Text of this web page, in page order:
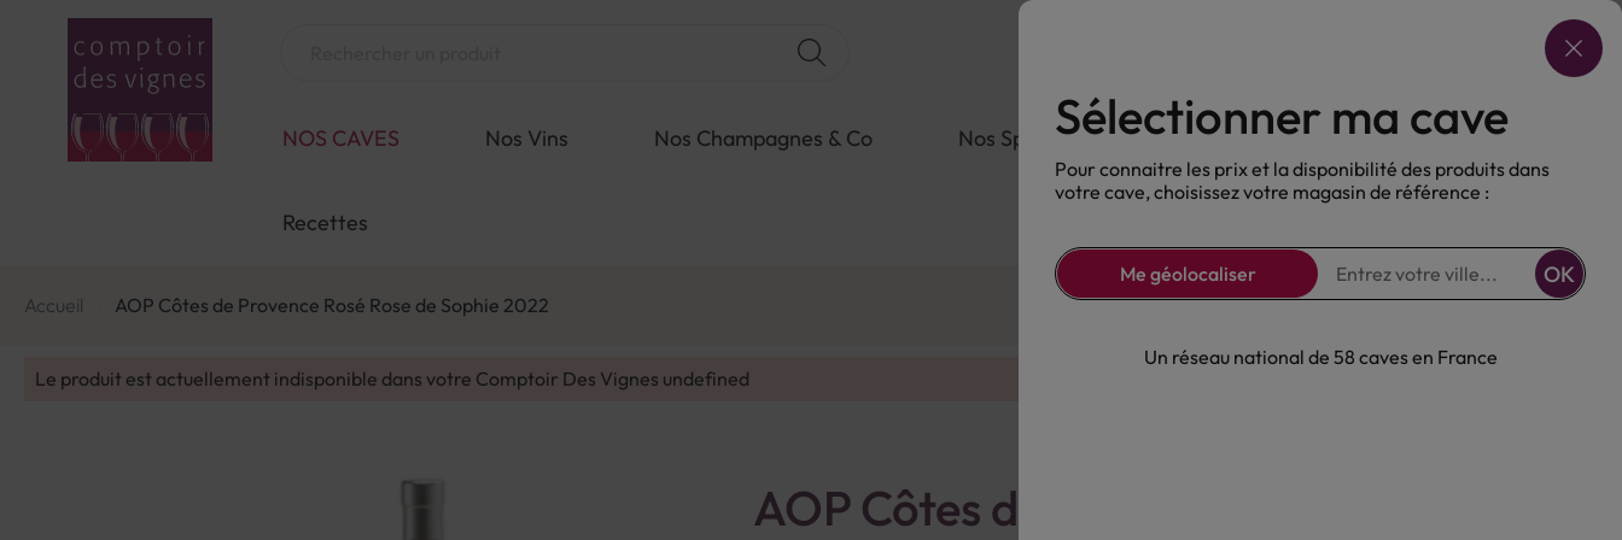
Choisir ma cave
NOS CAVES Nos Vins Nos Champagnes & Co Nos Spiritueux Nos Bières Sans alcool
Recettes
Accueil AOP Côtes de Provence Rosé Rose de Sophie 2022
Le produit est actuellement indisponible dans votre Comptoir Des Vignes undefined
AOP Côtes de Provence Rosé
Sélectionner ma cave
Pour connaitre les prix et la disponibilité des produits dans
votre cave, choisissez votre magasin de référence :
Me géolocaliser OK
Un réseau national de 58 caves en France